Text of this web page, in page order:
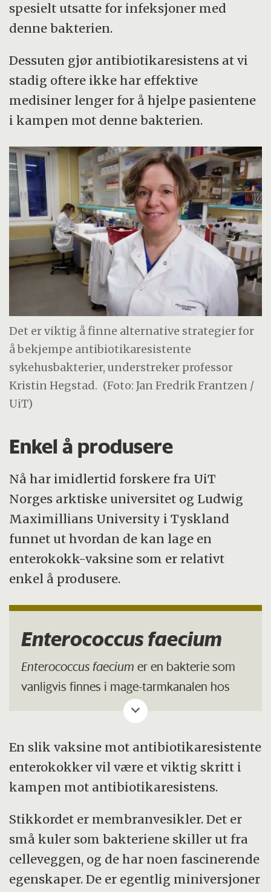
spesielt utsatte for infeksjoner med
denne bakterien.
Dessuten gjør antibiotikaresistens at vi
stadig oftere ikke har effektive
medisiner lenger for å hjelpe pasientene
i kampen mot denne bakterien.
Det er viktig å finne alternative strategier for
å bekjempe antibiotikaresistente
sykehusbakterier, understreker professor
Kristin Hegstad. (Foto: Jan Fredrik Frantzen /
UiT)
Enkel å produsere
Nå har imidlertid forskere fra UiT
Norges arktiske universitet og Ludwig
Maximillians University i Tyskland
funnet ut hvordan de kan lage en
enterokokk-vaksine som er relativt
enkel å produsere.
Enterococcus faecium
Enterococcus faecium er en bakterie som
vanligvis finnes i mage-tarmkanalen hos
både mennesker og dyr. Den er en viktig
årsak til sykehusinfeksjoner, spesielt blant
pasienter med nedsatt immunforsvar som
for eksempel kreftpasienter. Enterokokker
er gram-positive, som betyr at de har en
Bakterien kan gi urinveisinfeksjoner,
blodforgiftning (sepsis) og andre
livstruende infeksjoner. Spesielt økningen i
En slik vaksine mot antibiotikaresistente
enterokokker vil være et viktig skritt i
kampen mot antibiotikaresistens.
Stikkordet er membranvesikler. Det er
små kuler som bakteriene skiller ut fra
celleveggen, og de har noen fascinerende
egenskaper. De er egentlig miniversjoner